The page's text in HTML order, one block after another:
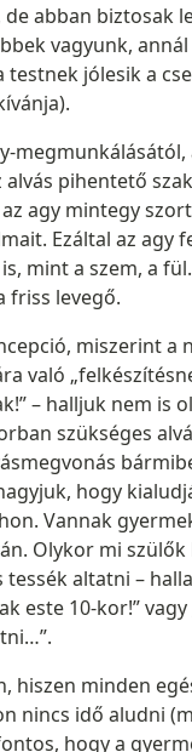
abban biztosak
vagyunk,
jólesik a
pihentető
agy mintegy
Ezáltal az agy
mint a szem, a
friss levegő.
miszerint a
való
– halljuk nem is
szükséges
hogy
Vannak
Olykor mi szülők
altatni –
este 10-kor!”
hiszen minden
nincs idő aludni
hogy a